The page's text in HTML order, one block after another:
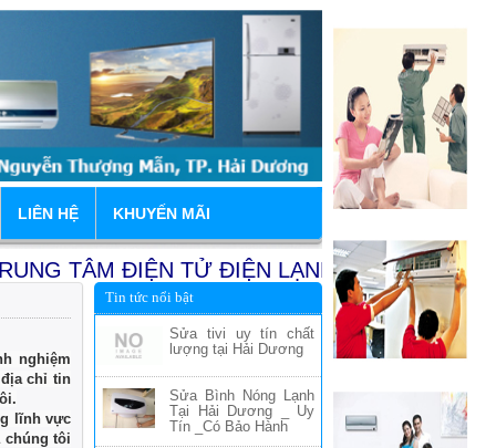
LIÊN HỆ KHUYẾN MÃI
TÂM ĐIỆN TỬ ĐIỆN LẠNH HẢI DƯƠNG (Duy
1: Nhà Vườn 9.4A Khu Khu
nghiệm
chỉ tin
lĩnh vực
chúng tôi
Tin tức nổi bật
Sửa tivi uy tín chất
lượng tại Hải Dương
Sửa Bình Nóng Lạnh
Tại Hải Dương _ Uy
Tín _Có Bảo Hành